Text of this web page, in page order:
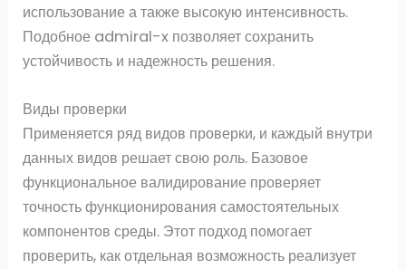
использование а также высокую интенсивность.
Подобное admiral-x позволяет сохранить
устойчивость и надежность решения.
Виды проверки
Применяется ряд видов проверки, и каждый внутри
данных видов решает свою роль. Базовое
функциональное валидирование проверяет
точность функционирования самостоятельных
компонентов среды. Этот подход помогает
проверить, как отдельная возможность реализует